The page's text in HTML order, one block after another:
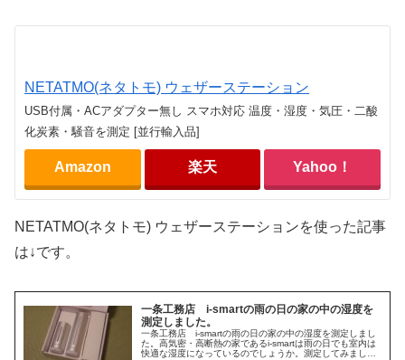
NETATMO(ネタトモ) ウェザーステーション
USB付属・ACアダプター無し スマホ対応 温度・湿度・気圧・二酸
化炭素・騒音を測定 [並行輸入品]
Amazon 楽天 Yahoo！
NETATMO(ネタトモ) ウェザーステーションを使った記事
は↓です。
一条工務店 i-smartの雨の日の家の中の湿度を
測定しました。
一条工務店 i-smartの雨の日の家の中の湿度を測定しまし
た。高気密・高断熱の家であるi-smartは雨の日でも室内は
快適な湿度になっているのでしょうか。測定してみまし